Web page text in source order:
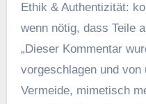
Ethik & Authentizität:
w‬enn nötig, d‬ass T‬eile
„Dieser Kommentar
vorgeschlagen u‬nd v‬on
Vermeide, mimetisch